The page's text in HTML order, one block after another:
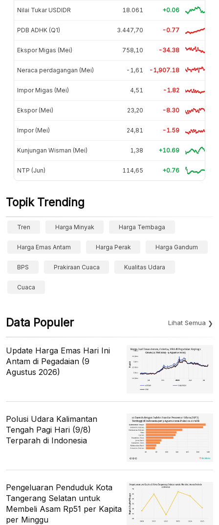
Nilai Tukar USDIDR 18.061 +0.06
PDB ADHK (Q1) 3.447,70 -0.77
Ekspor Migas (Mei) 758,10 -34.38
Neraca perdagangan (Mei) -1,61 -1,907.18
Impor Migas (Mei) 4,51 -1.82
Ekspor (Mei) 23,20 -8.30
Impor (Mei) 24,81 -1.59
Kunjungan Wisman (Mei) 1,38 +10.69
NTP (Jun) 114,65 +0.76
Topik Trending
Tren Harga Minyak Harga Tembaga
Harga Emas Antam Harga Perak Harga Gandum
BPS Prakiraan Cuaca Kualitas Udara
Cuaca
Data Populer Lihat Semua
Update Harga Emas Hari Ini
Antam di Pegadaian (9
Agustus 2026)
Polusi Udara Kalimantan
Tengah Pagi Hari (9/8)
Terparah di Indonesia
Pengeluaran Penduduk Kota
Tangerang Selatan untuk
Membeli Asam Rp51 per Kapita
per Minggu